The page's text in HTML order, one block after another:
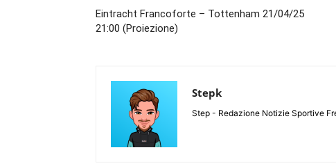
Eintracht Francoforte – Tottenham 21/04/25
21:00 (Proiezione)
Stepk
Step - Redazione Notizie Sportive